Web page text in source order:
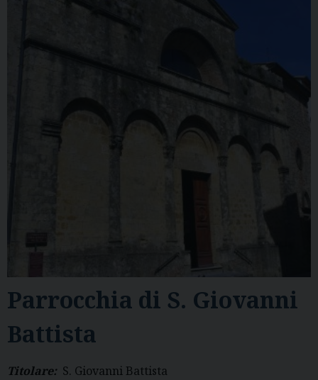
Parrocchia di S. Giovanni
Battista
S. Giovanni Battista